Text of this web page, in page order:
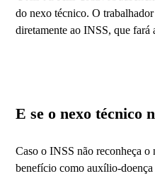
do nexo técnico. O
diretamente ao INSS, que fará
E se o nexo técnico
Caso o INSS não reconheça o
benefício como auxílio-